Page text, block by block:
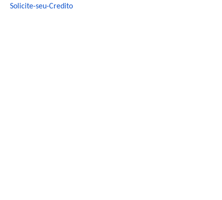
Solicite-seu-Credito